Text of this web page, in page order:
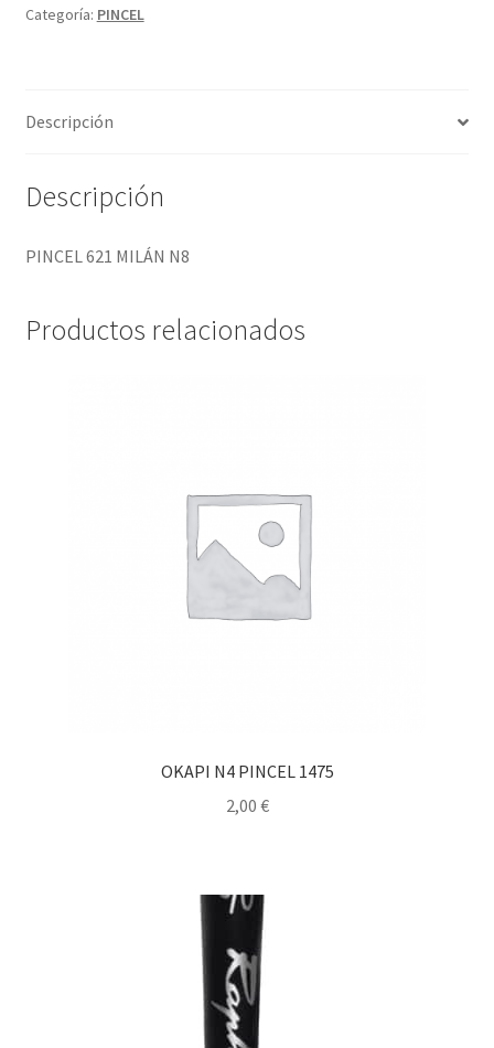
Categoría: PINCEL
Descripción
Descripción
PINCEL 621 MILÁN N8
Productos relacionados
OKAPI N4 PINCEL 1475
2,00 €